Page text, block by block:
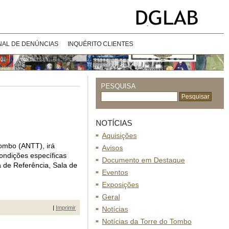
DE DENÚNCIAS INQUÉRITO CLIENTES
(ANTT), irá
específicas
Referência, Sala de
| Imprimir
PESQUISA
NOTÍCIAS
Aquisições
Avisos
Documento em Destaque
Eventos
Exposições
Geral
Notícias
Notícias da Torre do Tombo